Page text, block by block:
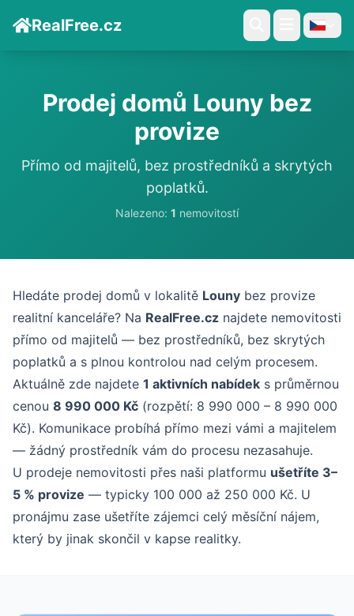
RealFree.cz
Prodej domů Louny bez
provize
Přímo od majitelů, bez prostředníků a skrytých
poplatků.
Nalezeno: 1 nemovitostí
Hledáte prodej domů v lokalitě Louny bez provize
realitní kanceláře? Na RealFree.cz najdete nemovitosti
přímo od majitelů — bez prostředníků, bez skrytých
poplatků a s plnou kontrolou nad celým procesem.
Aktuálně zde najdete 1 aktivních nabídek s průměrnou
cenou 8 990 000 Kč (rozpětí: 8 990 000 – 8 990 000
Kč). Komunikace probíhá přímo mezi vámi a majitelem
— žádný prostředník vám do procesu nezasahuje.
U prodeje nemovitosti přes naši platformu ušetříte 3–
5 % provize — typicky 100 000 až 250 000 Kč. U
pronájmu zase ušetříte zájemci celý měsíční nájem,
který by jinak skončil v kapse realitky.